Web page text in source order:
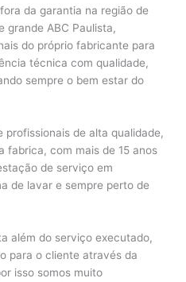
da garantia na região de
grande ABC Paulista,
do próprio fabricante para
técnica com qualidade,
sempre o bem estar do
profissionais de alta qualidade,
fabrica, com mais de 15 anos
de serviço em
de lavar e sempre perto de
além do serviço executado,
para o cliente através da
isso somos muito